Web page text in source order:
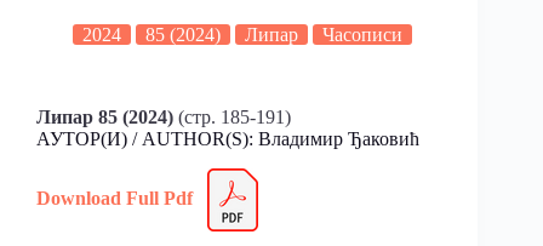
2024 85 (2024) Липар Часописи
Липар 85 (2024) (стр. 185-191)
АУТОР(И) / AUTHOR(S): Владимир Ђаковић
Download Full Pdf